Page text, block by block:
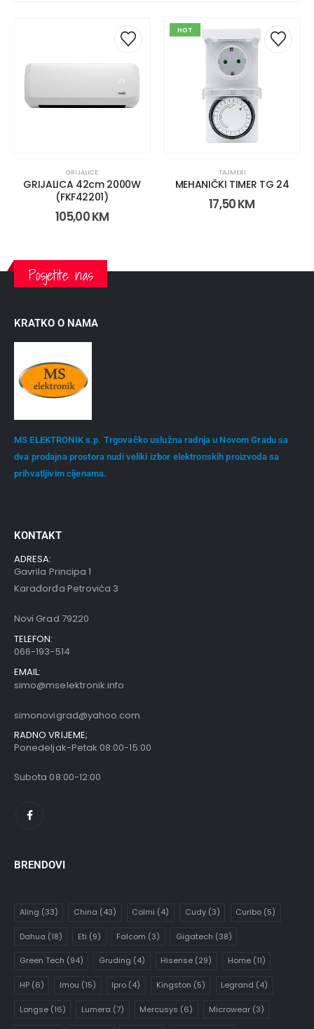
GRIJALICE
GRIJALICA 42cm 2000W
(FKF42201)
105,00KM
HOT
TAJMERI
MEHANIČKI TIMER TG 24
17,50KM
Posjetite nas
KRATKO O NAMA
MS ELEKTRONIK s.p. Trgovačko uslužna radnja u Novom Gradu sa
dva prodajna prostora nudi veliki izbor elektronskih proizvoda sa
prihvatljivim cijenama.
KONTAKT
ADRESA:
Gavrila Principa 1
Karađorđa Petrovića 3
Novi Grad 79220
TELEFON:
066-193-514
EMAIL:
simo@mselektronik.info
simonovigrad@yahoo.com
RADNO VRIJEME;
Ponedeljak-Petak 08:00-15:00
Subota 08:00-12:00
BRENDOVI
Aling (33) China (43) Colmi (4) Cudy(3) Curibo (5)
Dahua (18) Eti (9) Falcom (3) Gigatech (38)
Green Tech (94) Gruding (4) Hisense (29) Home(11)
HP(6) Imou (15) Ipro (4) Kingston (5) Legrand (4)
Longse(16) Lumera (7) Mercusys (6) Microwear(3)